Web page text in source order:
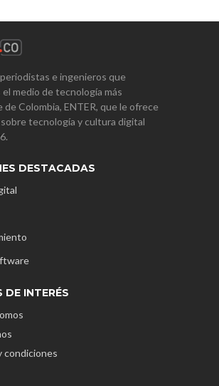
e ingenieros que
el medio de tecnología más
Colombia, ENTER, que le ofrece
tecnología y cultura digital
DESTACADAS
DE INTERÉS
condiciones